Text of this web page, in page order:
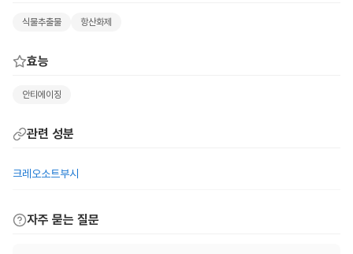
식물추출물 항산화제
효능
안티에이징
관련 성분
크레오소트부시
자주 묻는 질문